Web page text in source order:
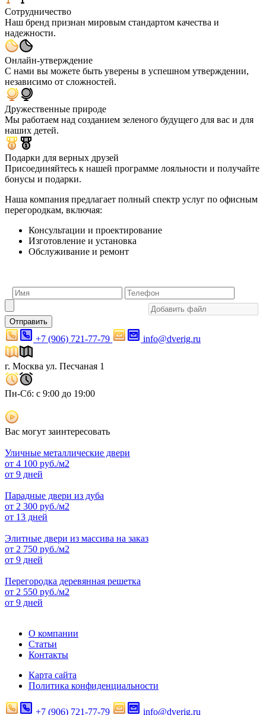
Сотрудничество
Наш бренд признан мировым стандартом качества и
надежности.
Онлайн-утверждение
С нами вы можете быть уверены в успешном утверждении,
независимо от сложностей.
Дружественные природе
Мы работаем над созданием зеленого будущего для вас и для
наших детей.
Подарки для верных друзей
Присоединяйтесь к нашей программе лояльности и получайте
бонусы и подарки.
Наша компания предлагает полный спектр услуг по офисным
перегородкам, включая:
Консультации и проектирование
Изготовление и установка
Обслуживание и ремонт
Отправить
+7 (906) 721-77-79 info@dverig.ru
г. Москва ул. Песчаная 1
Пн-Сб: с 9:00 до 19:00
Вас могут заинтересовать
Уличные металлические двери
от 4 100 руб./м2
от 9 дней
Парадные двери из дуба
от 2 300 руб./м2
от 13 дней
Элитные двери из массива на заказ
от 2 750 руб./м2
от 9 дней
Перегородка деревянная решетка
от 2 550 руб./м2
от 9 дней
О компании
Статьи
Контакты
Карта сайта
Политика конфиденциальности
+7 (906) 721-77-79 info@dverig.ru